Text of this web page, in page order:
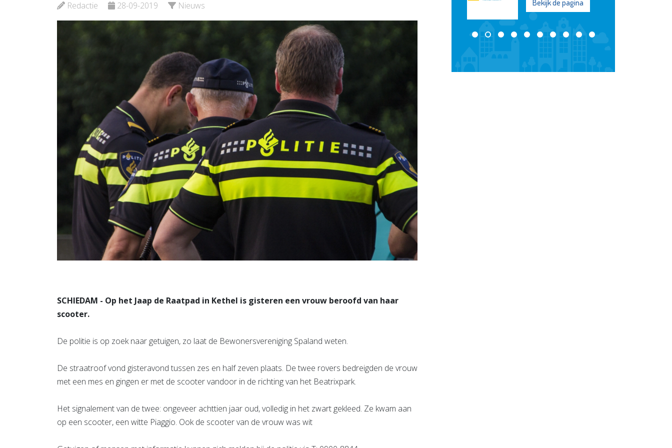
Redactie 28-09-2019 Nieuws
SCHIEDAM - Op het Jaap de Raatpad in Kethel is gisteren een vrouw beroofd van haar
scooter.
De politie is op zoek naar getuigen, zo laat de Bewonersvereniging Spaland weten.
De straatroof vond gisteravond tussen zes en half zeven plaats. De twee rovers bedreigden de vrouw
met een mes en gingen er met de scooter vandoor in de richting van het Beatrixpark.
Het signalement van de twee: ongeveer achttien jaar oud, volledig in het zwart gekleed. Ze kwam aan
op een scooter, een witte Piaggio. Ook de scooter van de vrouw was wit
Bekijk de pagina Bekijk de pagina